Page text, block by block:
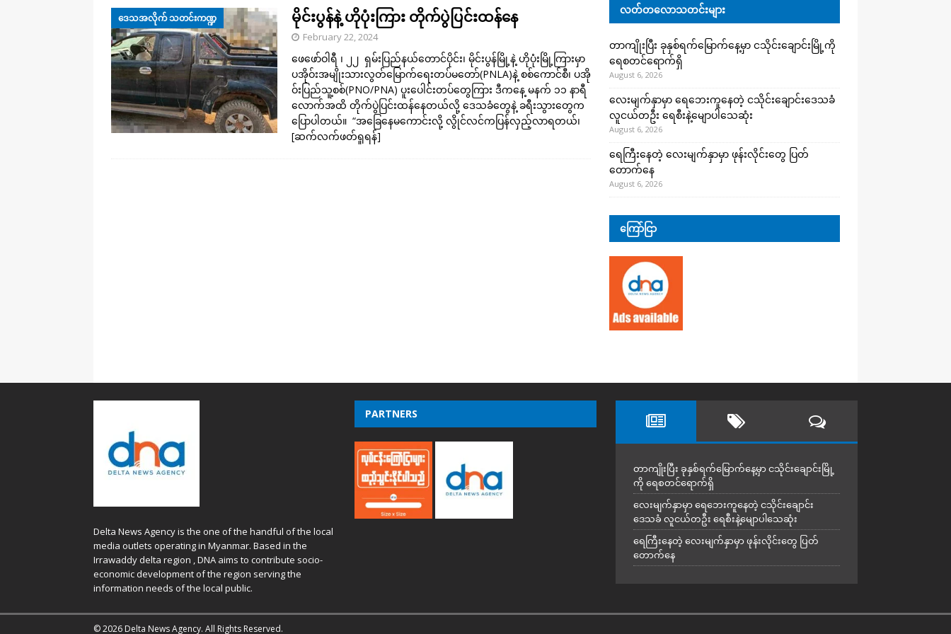
ဒေသအလိုက် သတင်းကဏ္ဍ မိုင်းပွန်နဲ့ ဟိုပုံးကြား တိုက်ပွဲပြင်းထန်နေ
February 22, 2024
ဖေဖော်ဝါရီ ၊ ၂၂ ရှမ်းပြည်နယ်တောင်ပိုင်း၊ မိုင်းပွန်မြို့နဲ့ ဟိုပုံးမြို့ကြားမှာ
ပအိုဝ်းအမျိုးသားလွတ်မြောက်ရေးတပ်မတော်(PNLA)နဲ့ စစ်ကောင်စီ၊ ပအို
ဝ်းပြည်သူ့စစ်(PNO/PNA) ပူးပေါင်းတပ်တွေကြား ဒီကနေ့ မနက် ၁၁ နာရီ
လောက်အထိ တိုက်ပွဲပြင်းထန်နေတယ်လို့ ဒေသခံတွေနဲ့ ခရီးသွားတွေက
ပြောပါတယ်။ “အခြေနေမကောင်းလို့ လွိုင်လင်ကပြန်လှည့်လာရတယ်၊
[ဆက်လက်ဖတ်ရှုရန်]
လတ်တလောသတင်းများ
တာကျိုးပြီး ခုနှစ်ရက်မြောက်နေ့မှာ ငသိုင်းချောင်းမြို့ကို
ရေစတင်ရောက်ရှိ
August 6, 2026
လေးမျက်နှာမှာ ရေဘေးကူနေတဲ့ ငသိုင်းချောင်းဒေသခံ
လူငယ်တဦး ရေစီးနဲ့မျောပါသေဆုံး
August 6, 2026
ရေကြီးနေတဲ့ လေးမျက်နှာမှာ ဖုန်းလိုင်းတွေ ပြတ်
တောက်နေ
August 6, 2026
ကြော်ငြာ
Delta News Agency is the one of the handful of the local
media outlets operating in Myanmar. Based in the
Irrawaddy delta region , DNA aims to contribute socio-
economic development of the region serving the
information needs of the local public.
PARTNERS
တာကျိုးပြီး ခုနှစ်ရက်မြောက်နေ့မှာ ငသိုင်းချောင်းမြို့
ကို ရေစတင်ရောက်ရှိ
လေးမျက်နှာမှာ ရေဘေးကူနေတဲ့ ငသိုင်းချောင်း
ဒေသခံ လူငယ်တဦး ရေစီးနဲ့မျောပါသေဆုံး
ရေကြီးနေတဲ့ လေးမျက်နှာမှာ ဖုန်းလိုင်းတွေ ပြတ်
တောက်နေ
© 2026 Delta News Agency. All Rights Reserved.